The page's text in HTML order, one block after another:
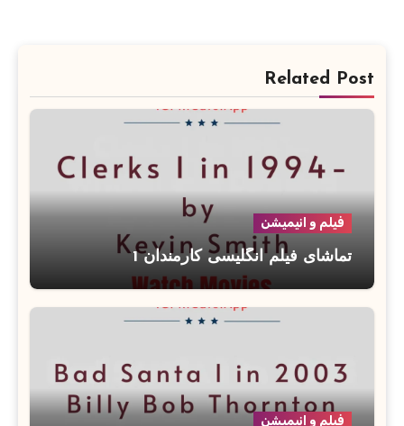
Related Post
فیلم و انیمیشن
تماشای فیلم انگلیسی کارمندان 1
فیلم و انیمیشن